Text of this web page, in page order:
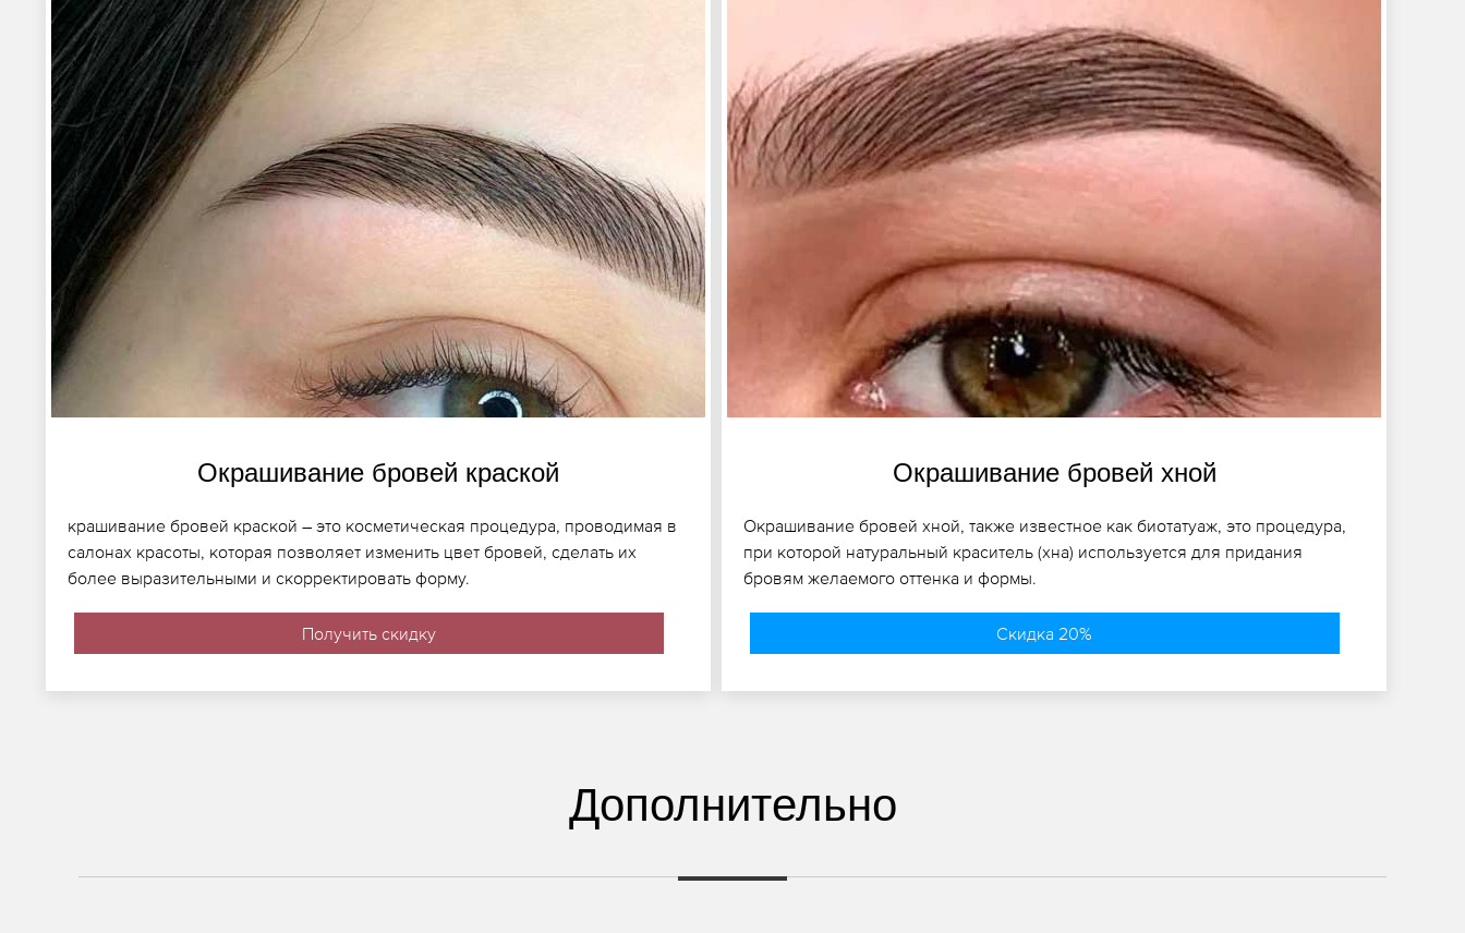
Окрашивание бровей краской
крашивание бровей краской – это косметическая процедура, проводимая в
салонах красоты, которая позволяет изменить цвет бровей, сделать их
более выразительными и скорректировать форму.
Получить скидку
Окрашивание бровей хной
Окрашивание бровей хной, также известное как биотатуаж, это процедура,
при которой натуральный краситель (хна) используется для придания
бровям желаемого оттенка и формы.
Скидка 20%
Дополнительно